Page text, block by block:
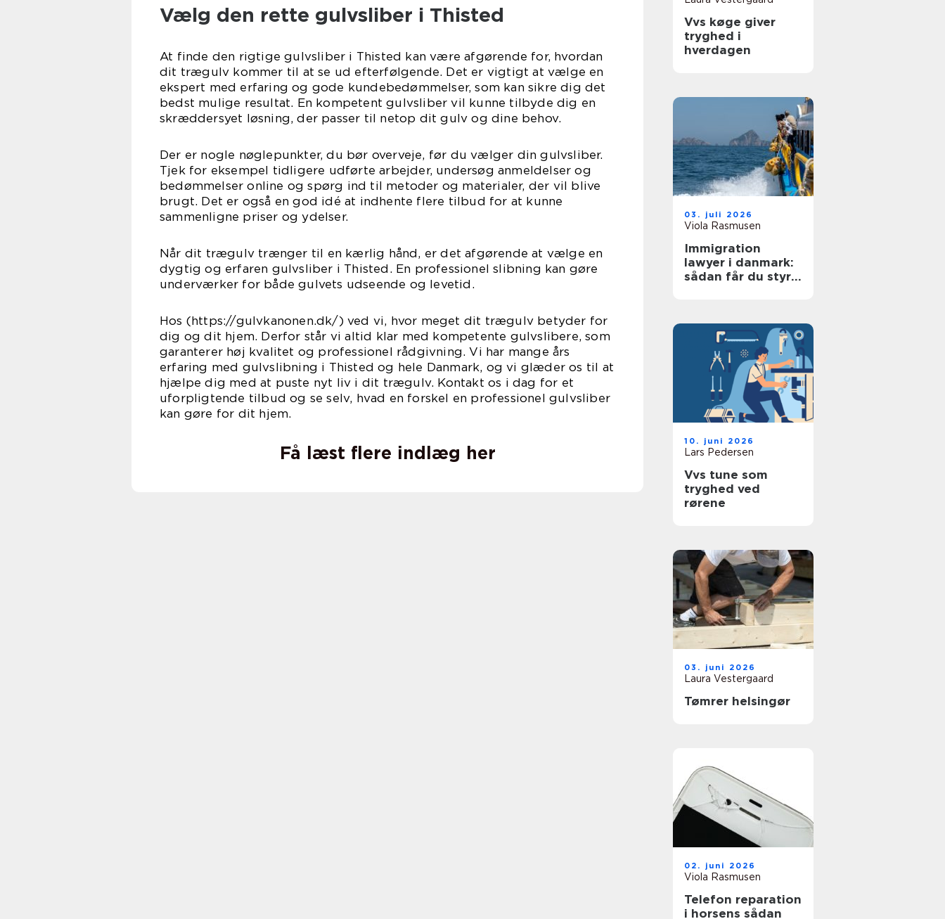
Vælg den rette gulvsliber i Thisted
At finde den rigtige gulvsliber i Thisted kan være afgørende for, hvordan
dit trægulv kommer til at se ud efterfølgende. Det er vigtigt at vælge en
ekspert med erfaring og gode kundebedømmelser, som kan sikre dig det
bedst mulige resultat. En kompetent gulvsliber vil kunne tilbyde dig en
skræddersyet løsning, der passer til netop dit gulv og dine behov.
Der er nogle nøglepunkter, du bør overveje, før du vælger din gulvsliber.
Tjek for eksempel tidligere udførte arbejder, undersøg anmeldelser og
bedømmelser online og spørg ind til metoder og materialer, der vil blive
brugt. Det er også en god idé at indhente flere tilbud for at kunne
sammenligne priser og ydelser.
Når dit trægulv trænger til en kærlig hånd, er det afgørende at vælge en
dygtig og erfaren gulvsliber i Thisted. En professionel slibning kan gøre
underværker for både gulvets udseende og levetid.
Hos (https://gulvkanonen.dk/) ved vi, hvor meget dit trægulv betyder for
dig og dit hjem. Derfor står vi altid klar med kompetente gulvslibere, som
garanterer høj kvalitet og professionel rådgivning. Vi har mange års
erfaring med gulvslibning i Thisted og hele Danmark, og vi glæder os til at
hjælpe dig med at puste nyt liv i dit trægulv. Kontakt os i dag for et
uforpligtende tilbud og se selv, hvad en forskel en professionel gulvsliber
kan gøre for dit hjem.
Få læst flere indlæg her
Vvs køge giver
tryghed i
hverdagen
03. juli 2026
Viola Rasmusen
Immigration
lawyer i danmark:
sådan får du styr
10. juni 2026
Lars Pedersen
Vvs tune som
tryghed ved
rørene
03. juni 2026
Laura Vestergaard
Tømrer helsingør
02. juni 2026
Viola Rasmusen
Telefon reparation
i horsens sådan